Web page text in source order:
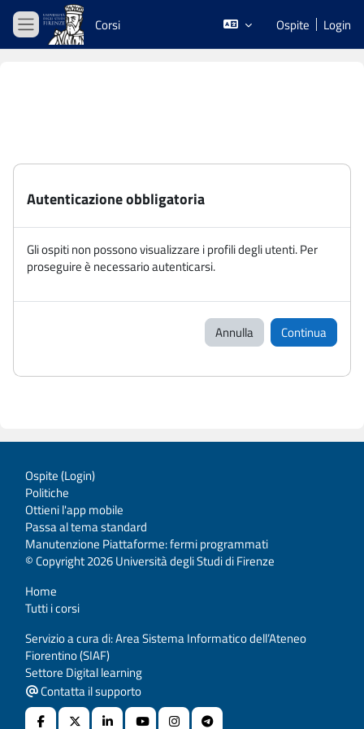
Vai al contenuto principale
Pannello laterale
Corsi Ospite Login
Autenticazione obbligatoria
Gli ospiti non possono visualizzare i profili degli utenti. Per
proseguire è necessario autenticarsi.
Annulla Continua
Ospite (Login)
Politiche
Ottieni l'app mobile
Passa al tema standard
Manutenzione Piattaforme: fermi programmati
© Copyright 2026 Università degli Studi di Firenze
Home
Tutti i corsi
Servizio a cura di: Area Sistema Informatico dell’Ateneo
Fiorentino (SIAF)
Settore Digital learning
Contatta il supporto